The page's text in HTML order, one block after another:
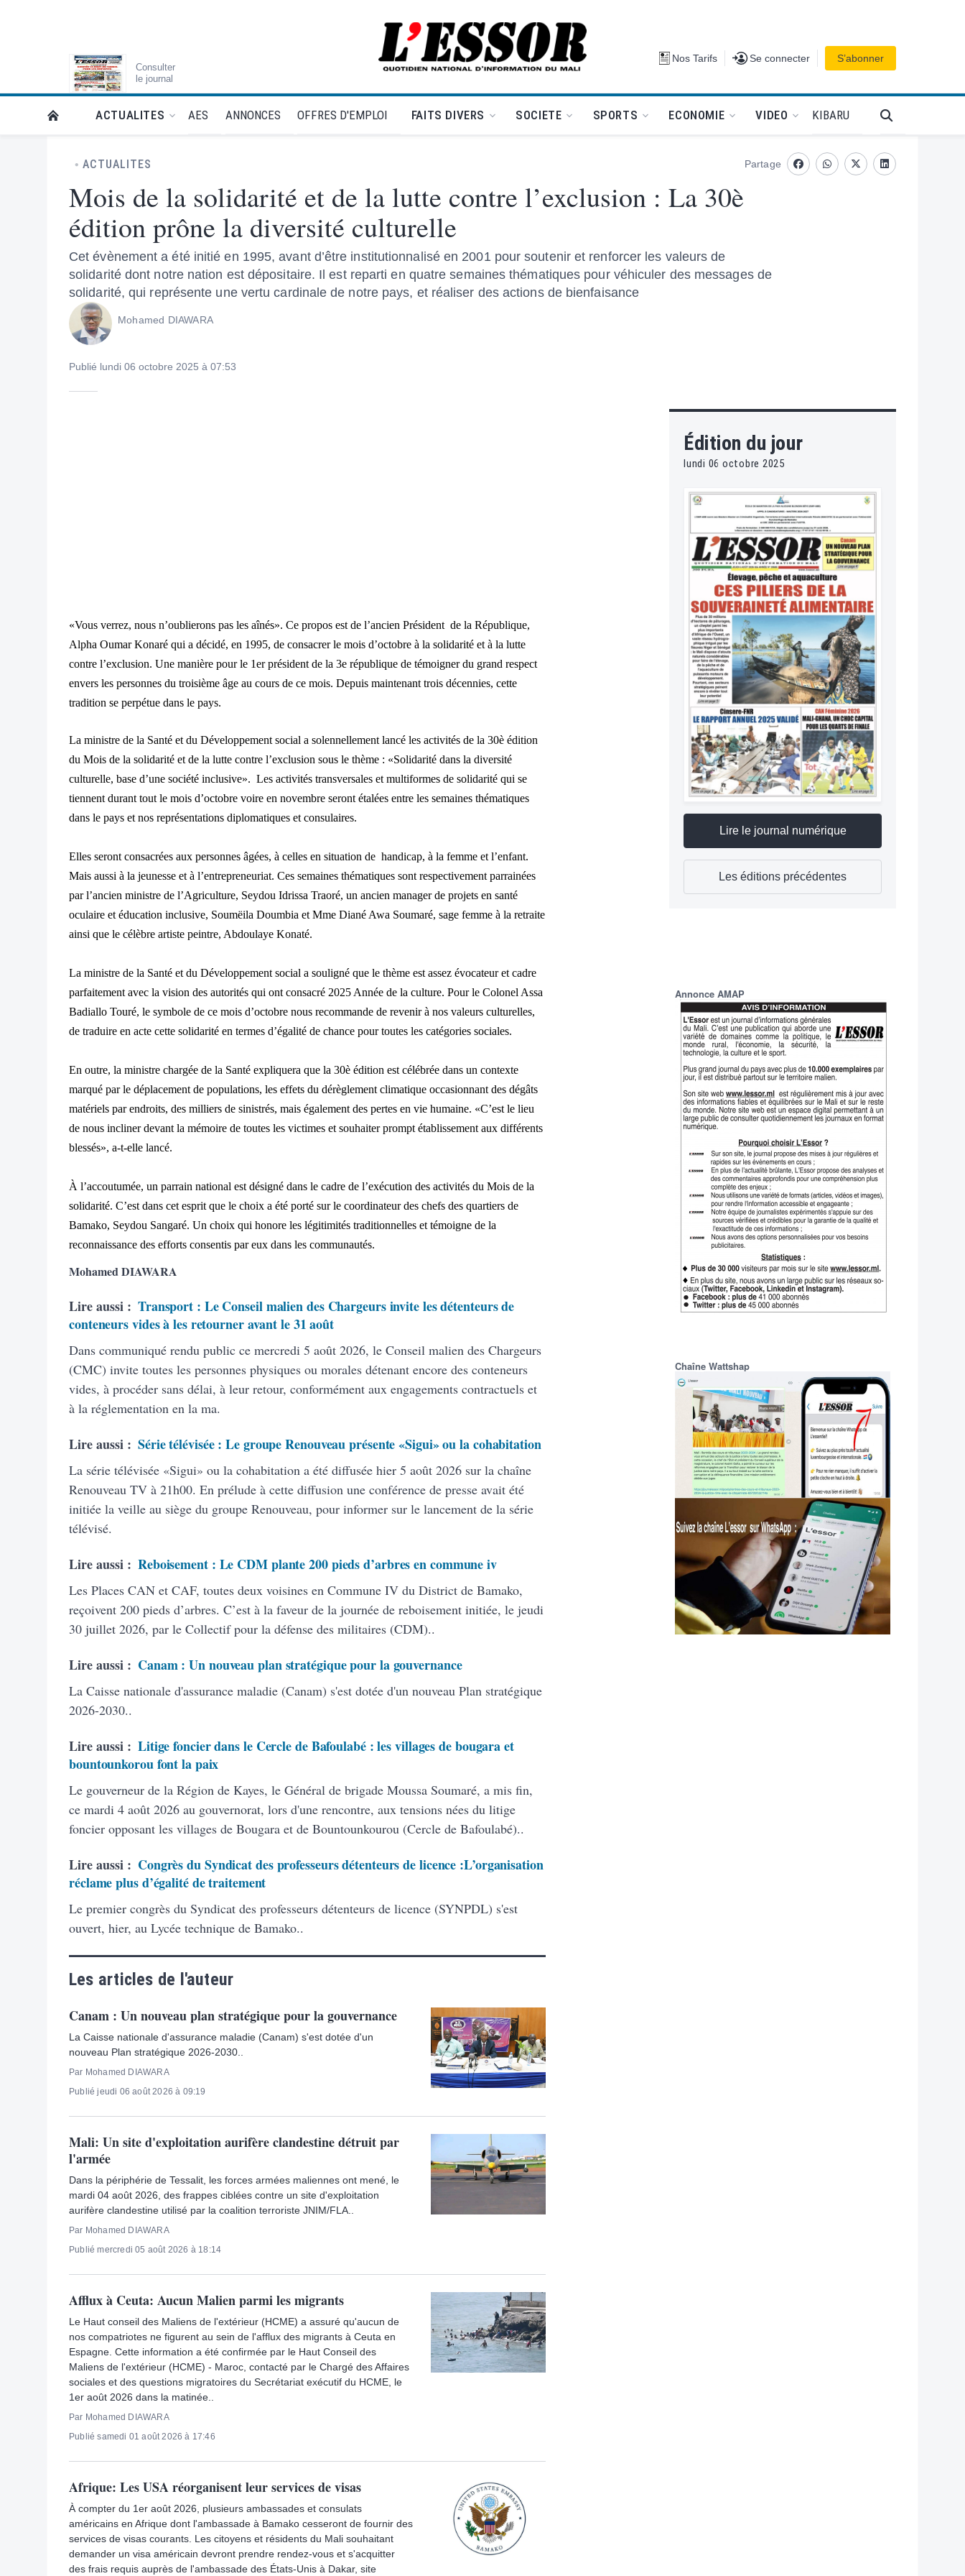
Consulter
le journal
L'Essor - retour à la une Nos Tarifs Se connecter
Se connecter S’abonner
RETOUR À LA PAGE D’ACCUEIL DE L'ESSOR
ACTUALITES AES ANNONCES OFFRES D'EMPLOI FAITS DIVERS SOCIETE SPORTS ECONOMIE VIDEO KIBARU
ACTUALITES
Mois de la solidarité et de la lutte contre l’exclusion : La 30è
édition prône la diversité culturelle
Cet évènement a été initié en 1995, avant d’être institutionnalisé en 2001 pour soutenir et renforcer les valeurs de
solidarité dont notre nation est dépositaire. Il est reparti en quatre semaines thématiques pour véhiculer des messages de
solidarité, qui représente une vertu cardinale de notre pays, et réaliser des actions de bienfaisance
Mohamed DIAWARA
Publié lundi 06 octobre 2025 à 07:53
Partage
FacebookwhatsappTwitterLinkedin
«Vous verrez, nous n’oublierons pas les aînés». Ce propos est de l’ancien Président de la République,
Alpha Oumar Konaré qui a décidé, en 1995, de consacrer le mois d’octobre à la solidarité et à la lutte
contre l’exclusion. Une manière pour le 1er président de la 3e république de témoigner du grand respect
envers les personnes du troisième âge au cours de ce mois. Depuis maintenant trois décennies, cette
tradition se perpétue dans le pays.
La ministre de la Santé et du Développement social a solennellement lancé les activités de la 30è édition
du Mois de la solidarité et de la lutte contre l’exclusion sous le thème : «Solidarité dans la diversité
culturelle, base d’une société inclusive». Les activités transversales et multiformes de solidarité qui se
tiennent durant tout le mois d’octobre voire en novembre seront étalées entre les semaines thématiques
dans le pays et nos représentations diplomatiques et consulaires.
Elles seront consacrées aux personnes âgées, à celles en situation de handicap, à la femme et l’enfant.
Mais aussi à la jeunesse et à l’entrepreneuriat. Ces semaines thématiques sont respectivement parrainées
par l’ancien ministre de l’Agriculture, Seydou Idrissa Traoré, un ancien manager de projets en santé
oculaire et éducation inclusive, Soumëila Doumbia et Mme Diané Awa Soumaré, sage femme à la retraite
ainsi que le célèbre artiste peintre, Abdoulaye Konaté.
La ministre de la Santé et du Développement social a souligné que le thème est assez évocateur et cadre
parfaitement avec la vision des autorités qui ont consacré 2025 Année de la culture. Pour le Colonel Assa
Badiallo Touré, le symbole de ce mois d’octobre nous recommande de revenir à nos valeurs culturelles,
de traduire en acte cette solidarité en termes d’égalité de chance pour toutes les catégories sociales.
En outre, la ministre chargée de la Santé expliquera que la 30è édition est célébrée dans un contexte
marqué par le déplacement de populations, les effets du dérèglement climatique occasionnant des dégâts
matériels par endroits, des milliers de sinistrés, mais également des pertes en vie humaine. «C’est le lieu
de nous incliner devant la mémoire de toutes les victimes et souhaiter prompt établissement aux différents
blessés», a-t-elle lancé.
À l’accoutumée, un parrain national est désigné dans le cadre de l’exécution des activités du Mois de la
solidarité. C’est dans cet esprit que le choix a été porté sur le coordinateur des chefs des quartiers de
Bamako, Seydou Sangaré. Un choix qui honore les légitimités traditionnelles et témoigne de la
reconnaissance des efforts consentis par eux dans les communautés.
Mohamed DIAWARA
Lire aussi : Transport : Le Conseil malien des Chargeurs invite les détenteurs de
conteneurs vides à les retourner avant le 31 août
Dans communiqué rendu public ce mercredi 5 août 2026, le Conseil malien des Chargeurs
(CMC) invite toutes les personnes physiques ou morales détenant encore des conteneurs
vides, à procéder sans délai, à leur retour, conformément aux engagements contractuels et
à la réglementation en la ma.
Lire aussi : Série télévisée : Le groupe Renouveau présente «Sigui» ou la cohabitation
La série télévisée «Sigui» ou la cohabitation a été diffusée hier 5 août 2026 sur la chaîne
Renouveau TV à 21h00. En prélude à cette diffusion une conférence de presse avait été
initiée la veille au siège du groupe Renouveau, pour informer sur le lancement de la série
télévisé.
Lire aussi : Reboisement : Le CDM plante 200 pieds d’arbres en commune iv
Les Places CAN et CAF, toutes deux voisines en Commune IV du District de Bamako,
reçoivent 200 pieds d’arbres. C’est à la faveur de la journée de reboisement initiée, le jeudi
30 juillet 2026, par le Collectif pour la défense des militaires (CDM)..
Lire aussi : Canam : Un nouveau plan stratégique pour la gouvernance
La Caisse nationale d'assurance maladie (Canam) s'est dotée d'un nouveau Plan stratégique
2026-2030..
Lire aussi : Litige foncier dans le Cercle de Bafoulabé : les villages de bougara et
bountounkorou font la paix
Le gouverneur de la Région de Kayes, le Général de brigade Moussa Soumaré, a mis fin,
ce mardi 4 août 2026 au gouvernorat, lors d'une rencontre, aux tensions nées du litige
foncier opposant les villages de Bougara et de Bountounkourou (Cercle de Bafoulabé)..
Lire aussi : Congrès du Syndicat des professeurs détenteurs de licence :L’organisation
réclame plus d’égalité de traitement
Le premier congrès du Syndicat des professeurs détenteurs de licence (SYNPDL) s'est
ouvert, hier, au Lycée technique de Bamako..
Les articles de l'auteur
Canam : Un nouveau plan stratégique pour la gouvernance
La Caisse nationale d'assurance maladie (Canam) s'est dotée d'un
nouveau Plan stratégique 2026-2030..
Par Mohamed DIAWARA
Publié jeudi 06 août 2026 à 09:19
Mali: Un site d'exploitation aurifère clandestine détruit par
l'armée
Dans la périphérie de Tessalit, les forces armées maliennes ont mené, le
mardi 04 août 2026, des frappes ciblées contre un site d'exploitation
aurifère clandestine utilisé par la coalition terroriste JNIM/FLA..
Par Mohamed DIAWARA
Publié mercredi 05 août 2026 à 18:14
Afflux à Ceuta: Aucun Malien parmi les migrants
Le Haut conseil des Maliens de l'extérieur (HCME) a assuré qu'aucun de
nos compatriotes ne figurent au sein de l'afflux des migrants à Ceuta en
Espagne. Cette information a été confirmée par le Haut Conseil des
Maliens de l'extérieur (HCME) - Maroc, contacté par le Chargé des Affaires
sociales et des questions migratoires du Secrétariat exécutif du HCME, le
1er août 2026 dans la matinée..
Par Mohamed DIAWARA
Publié samedi 01 août 2026 à 17:46
Afrique: Les USA réorganisent leur services de visas
À compter du 1er août 2026, plusieurs ambassades et consulats
américains en Afrique dont l'ambassade à Bamako cesseront de fournir des
services de visas courants. Les citoyens et résidents du Mali souhaitant
demander un visa américain devront prendre rendez-vous et s'acquitter
des frais requis auprès de l'ambassade des États-Unis à Dakar, site
Édition du jour
lundi 06 octobre 2025
Lire le journal numérique
Les éditions précédentes
Annonce AMAP
Chaîne Wattshap